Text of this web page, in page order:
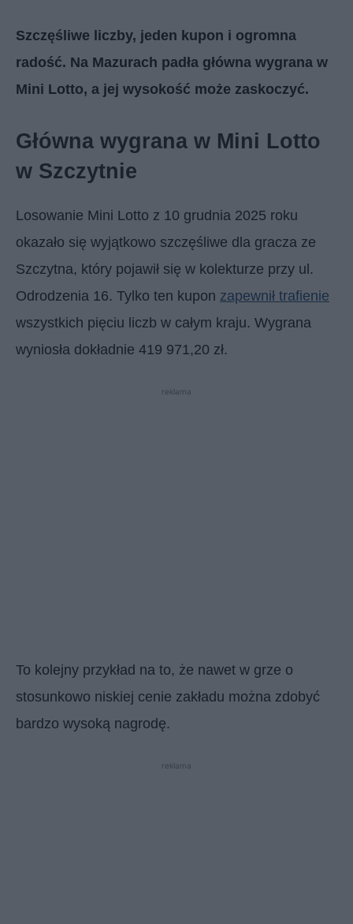
Szczęśliwe liczby, jeden kupon i ogromna
radość. Na Mazurach padła główna wygrana w
Mini Lotto, a jej wysokość może zaskoczyć.
Główna wygrana w Mini Lotto
w Szczytnie
Losowanie Mini Lotto z 10 grudnia 2025 roku
okazało się wyjątkowo szczęśliwe dla gracza ze
Szczytna, który pojawił się w kolekturze przy ul.
Odrodzenia 16. Tylko ten kupon zapewnił trafienie
wszystkich pięciu liczb w całym kraju. Wygrana
wyniosła dokładnie 419 971,20 zł.
reklama
To kolejny przykład na to, że nawet w grze o
stosunkowo niskiej cenie zakładu można zdobyć
bardzo wysoką nagrodę.
reklama